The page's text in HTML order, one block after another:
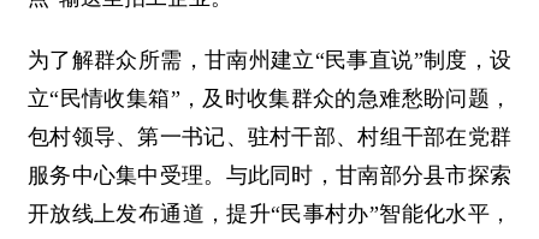
为了解群众所需，甘南州建立“民事直说”制度，设
立“民情收集箱”，及时收集群众的急难愁盼问题，
包村领导、第一书记、驻村干部、村组干部在党群
服务中心集中受理。与此同时，甘南部分县市探索
开放线上发布通道，提升“民事村办”智能化水平，